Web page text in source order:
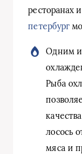
ресторанах
петербург
Одним
Рыба
лосось
мяса и